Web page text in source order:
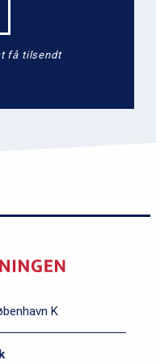
få tilsendt
K